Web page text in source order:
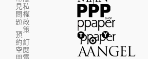
見
問
題
預
約
空
私
權
政
策
訂
閱